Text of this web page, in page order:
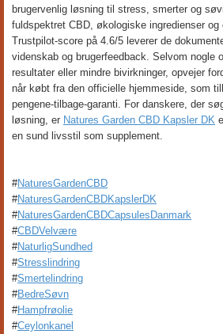
brugervenlig løsning til stress, smerter og
fuldspektret CBD, økologiske ingredienser og
Trustpilot-score på 4.6/5 leverer de
videnskab og brugerfeedback. Selvom nogle
resultater eller mindre bivirkninger, opvejer
når købt fra den officielle hjemmeside, som
pengene-tilbage-garanti. For danskere, der
løsning, er Natures Garden CBD Kapsler DK
en sund livsstil som supplement.
#NaturesGardenCBD
#NaturesGardenCBDKapslerDK
#NaturesGardenCBDCapsulesDanmark
#CBDVelvære
#NaturligSundhed
#Stresslindring
#Smertelindring
#BedreSøvn
#Hampfrøolie
#Ceylonkanel